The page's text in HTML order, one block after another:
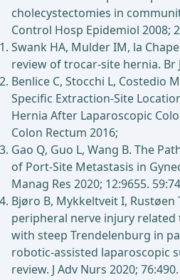
cholecystectomies in
Control Hosp Epidemiol 2008;
Swank HA, Mulder IM, la
review of trocar-site hernia. Br
Benlice C, Stocchi L, Costedio
Specific Extraction-Site
Hernia After Laparoscopic
Colon Rectum 2016;
Gao Q, Guo L, Wang B. The
of Port-Site Metastasis in
Manag Res 2020; 12:9655.
Bjøro B, Mykkeltveit I,
peripheral nerve injury
with steep Trendelenburg in
robotic-assisted laparoscopic
review. J Adv Nurs 2020; 76:490.